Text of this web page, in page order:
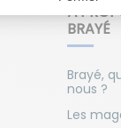
À
BRAYÉ
Brayé,
nous ?
Les